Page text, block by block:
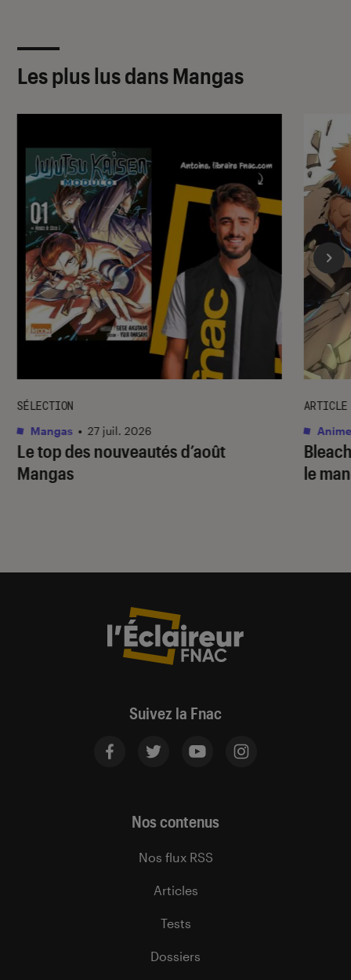
Les plus lus dans Mangas
Le top des nouveautés d’août
Mangas
SÉLECTION
Mangas • 27 juil. 2026
le
ARTICLE
Suivez la Fnac
Nos contenus
Nos flux RSS
Articles
Tests
Dossiers